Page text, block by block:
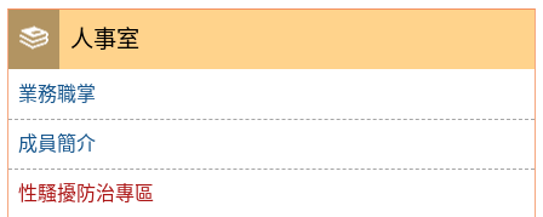
人事室
業務職掌
成員簡介
性騷擾防治專區